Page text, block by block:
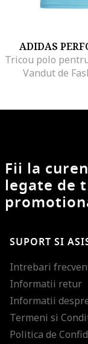
ADIDAS
Vandut de
Fii la
legate de
SUPORT SI
Intrebari
Informatii retur
Informatii
Termeni si
Politica de